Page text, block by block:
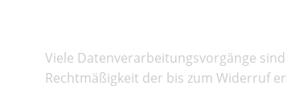
Viele Datenverarbeitungsvorgänge
Rechtmäßigkeit der bis zum Widerruf